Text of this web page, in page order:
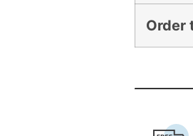
Order